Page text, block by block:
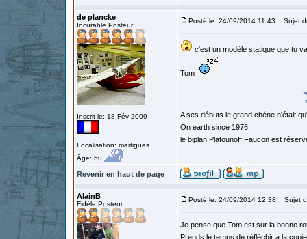
de plancke
Incurable Posteur
Inscrit le: 18 Fév 2009
Localisation: martigues
Âge: 50
Posté le: 24/09/2014 11:43 Sujet
c'est un modèle statique que tu
Tom
A ses débuts le grand chéne n'était
On earth since 1976
le biplan Platounoff Faucon est
Revenir en haut de page
AlainB
Fidèle Posteur
Posté le: 24/09/2014 12:38 Sujet
Je pense que Tom est sur la bonne
Prends le temps de réfléchir a la